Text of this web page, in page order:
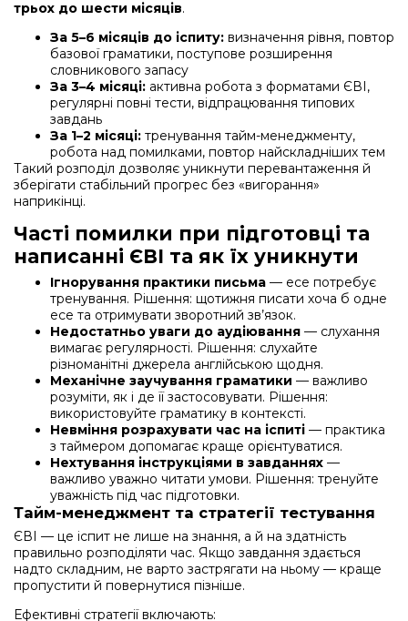
трьох до шести місяців.
За 5–6 місяців до іспиту: визначення рівня, повтор
базової граматики, поступове розширення
словникового запасу
За 3–4 місяці: активна робота з форматами ЄВІ,
регулярні повні тести, відпрацювання типових
завдань
За 1–2 місяці: тренування тайм-менеджменту,
робота над помилками, повтор найскладніших тем
Такий розподіл дозволяє уникнути перевантаження й
зберігати стабільний прогрес без «вигорання»
наприкінці.
Часті помилки при підготовці та
написанні ЄВІ та як їх уникнути
Ігнорування практики письма — есе потребує
тренування. Рішення: щотижня писати хоча б одне
есе та отримувати зворотний зв’язок.
Недостатньо уваги до аудіювання — слухання
вимагає регулярності. Рішення: слухайте
різноманітні джерела англійською щодня.
Механічне заучування граматики — важливо
розуміти, як і де її застосовувати. Рішення:
використовуйте граматику в контексті.
Невміння розрахувати час на іспиті — практика
з таймером допомагає краще орієнтуватися.
Нехтування інструкціями в завданнях —
важливо уважно читати умови. Рішення: тренуйте
уважність під час підготовки.
Тайм-менеджмент та стратегії тестування
ЄВІ — це іспит не лише на знання, а й на здатність
правильно розподіляти час. Якщо завдання здається
надто складним, не варто застрягати на ньому — краще
пропустити й повернутися пізніше.
Ефективні стратегії включають: